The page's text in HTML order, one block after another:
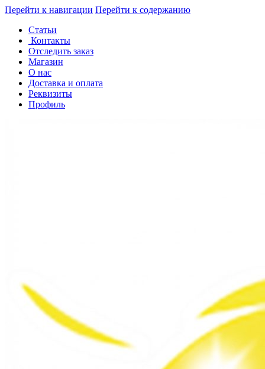
Перейти к навигации Перейти к содержанию
Статьи
Контакты
Отследить заказ
Магазин
О нас
Доставка и оплата
Реквизиты
Профиль